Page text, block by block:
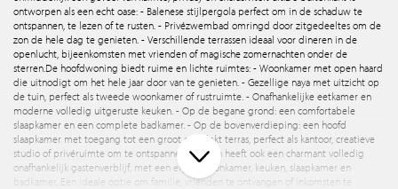
ontworpen als een echt oase: - Balenese stijlpergola perfect om in de schaduw te
ontspannen, te lezen of te rusten. - Privézwembad omringd door zitgedeeltes om de
zon de hele dag te genieten. - Verschillende terrassen ideaal voor dineren in de
openlucht, bijeenkomsten met vrienden of magische zomernachten onder de
sterren. De hoofdwoning biedt ruime en lichte ruimtes: - Woonkamer met open haard
die uitnodigt om het hele jaar door van te genieten. - Gezellige naya met uitzicht op
de tuin, perfect als tweede woonkamer of rustruimte. - Onafhankelijke eetkamer en
moderne volledig uitgeruste keuken. - Op de begane grond: een comfortabele
slaapkamer en een complete badkamer. - Op de bovenverdieping: een hoofd
slaapkamer met toegang tot een groot overdekt terras, perfect als kantoor, creatieve
studio of privéruimte om te ontspannen. De finca heeft ook een charmant volledig
onafhankelijk gastenverblijf, met een eigen woonkamer, keuken, slaapkamer en
badkamer. Een ideale optie om familie, vrienden te ontvangen of inkomsten te